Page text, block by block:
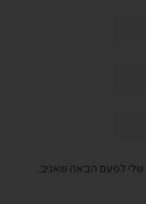
שלי לפעם הבאה שאגיב.